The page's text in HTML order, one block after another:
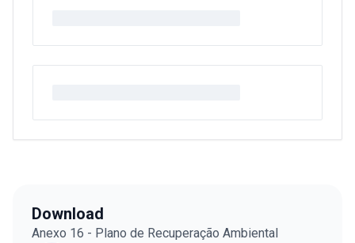
Download
Anexo 16 - Plano de Recuperação Ambiental